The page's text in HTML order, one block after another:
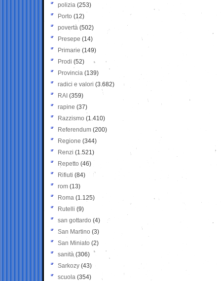
polizia (253)
Porto (12)
povertà (502)
Presepe (14)
Primarie (149)
Prodi (52)
Provincia (139)
radici e valori (3.682)
RAI (359)
rapine (37)
Razzismo (1.410)
Referendum (200)
Regione (344)
Renzi (1.521)
Repetto (46)
Rifiuti (84)
rom (13)
Roma (1.125)
Rutelli (9)
san gottardo (4)
San Martino (3)
San Miniato (2)
sanità (306)
Sarkozy (43)
scuola (354)